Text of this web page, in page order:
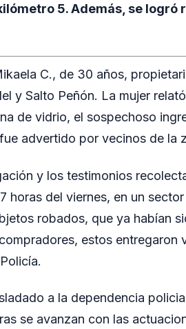
5. Además, se
C., de 30 años,
y Salto Peñón. La mujer
de vidrio, el sospechoso
advertido por vecinos de la
y los testimonios
horas del viernes, en un
robados, que ya habían
estos entregaron
a la dependencia
se avanzan con las